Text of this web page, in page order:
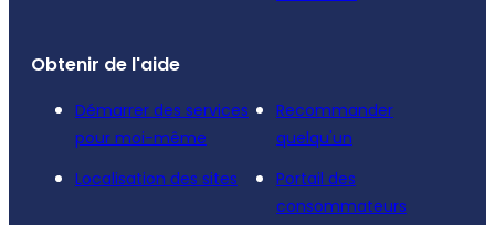
Obtenir de l'aide
Démarrer des services
pour moi-même
Recommander
quelqu'un
Localisation des sites
Portail des
consommateurs